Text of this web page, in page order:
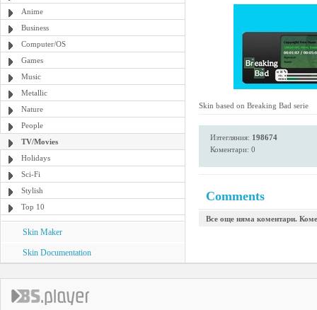
Anime
Business
Computer/OS
Games
Music
Metallic
Nature
People
TV/Movies
Holidays
Sci-Fi
Stylish
Top 10
Skin Maker
Skin Documentation
Skin based on Breaking Bad serie
Изтегляния: 198674
Коментари: 0
Comments
Все още няма коментари.